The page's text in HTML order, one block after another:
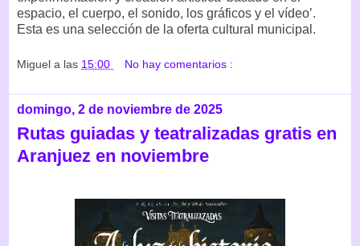
espacio, el cuerpo, el sonido, los gráficos y el vídeo’.
Esta es una selección de la oferta cultural municipal.
Miguel a las 15:00 No hay comentarios :
domingo, 2 de noviembre de 2025
Rutas guiadas y teatralizadas gratis en
Aranjuez en noviembre